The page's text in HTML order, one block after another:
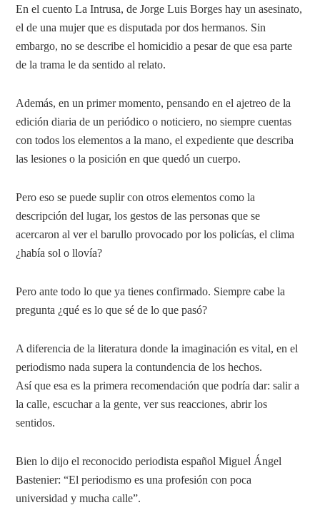
En el cuento La Intrusa, de Jorge Luis Borges hay un asesinato,
el de una mujer que es disputada por dos hermanos. Sin
embargo, no se describe el homicidio a pesar de que esa parte
de la trama le da sentido al relato.
Además, en un primer momento, pensando en el ajetreo de la
edición diaria de un periódico o noticiero, no siempre cuentas
con todos los elementos a la mano, el expediente que describa
las lesiones o la posición en que quedó un cuerpo.
Pero eso se puede suplir con otros elementos como la
descripción del lugar, los gestos de las personas que se
acercaron al ver el barullo provocado por los policías, el clima
¿había sol o llovía?
Pero ante todo lo que ya tienes confirmado. Siempre cabe la
pregunta ¿qué es lo que sé de lo que pasó?
A diferencia de la literatura donde la imaginación es vital, en el
periodismo nada supera la contundencia de los hechos.
Así que esa es la primera recomendación que podría dar: salir a
la calle, escuchar a la gente, ver sus reacciones, abrir los
sentidos.
Bien lo dijo el reconocido periodista español Miguel Ángel
Bastenier: “El periodismo es una profesión con poca
universidad y mucha calle”.